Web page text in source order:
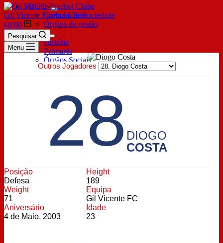
SDUQ
Contrato de Sociedade
Órgãos de gestão
Clube
História
Palmarés
Órgãos Sociais
Prestação de contas
Descontos Exclusivos
Lugar Anual & Renovação
Inscrição de sócio
Pagamento de quotas
Parceiros
Oficial Sponsor
Notícias
Notícias Sub-23
Formação
Gil Vicente Futebol Clube
€0,00
Pesquisar
Menu
Outros Jogadores
28 DIOGO
COSTA
Posição
Defesa
Height
189
Weight
71
Equipa
Gil Vicente FC
Aniversário
4 de Maio, 2003
Idade
23